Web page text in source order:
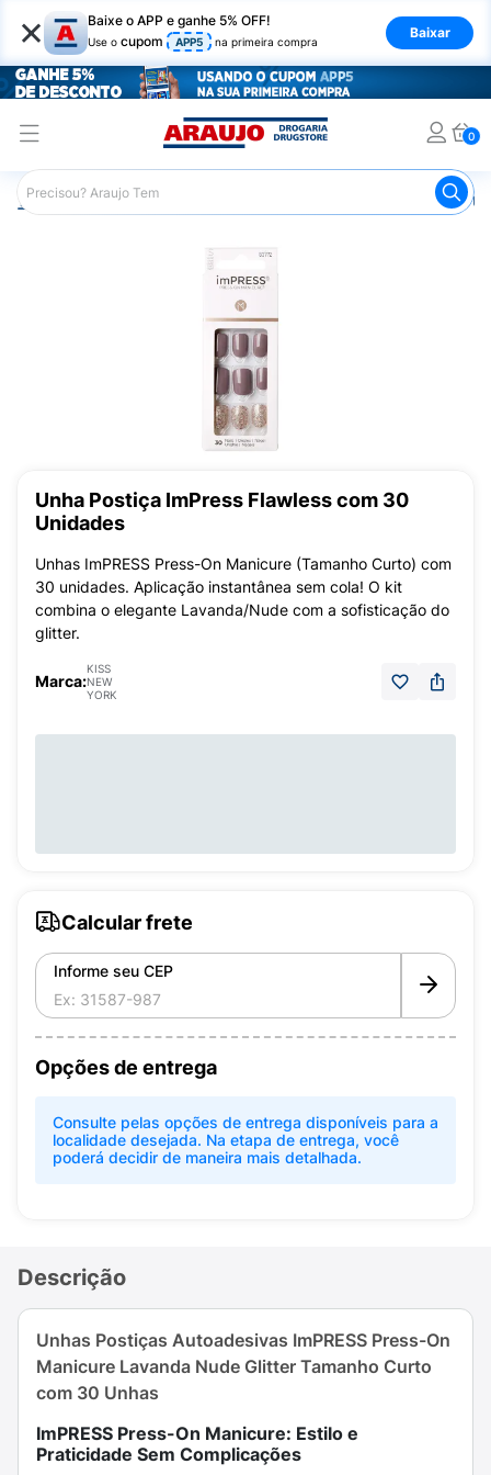
× Baixe o APP e ganhe 5% OFF!
Use o cupom APP5 na primeira compra
Baixar
0
Araujo Beleza e Cuidados Unha Postiça
Unha Postiça ImPress Flawless com 30
Unidades
Unhas ImPRESS Press-On Manicure (Tamanho Curto) com
30 unidades. Aplicação instantânea sem cola! O kit
combina o elegante Lavanda/Nude com a sofisticação do
glitter.
Marca:
KISS
NEW
YORK
Calcular frete
Informe seu CEP
Opções de entrega
Consulte pelas opções de entrega disponíveis para a
localidade desejada. Na etapa de entrega, você
poderá decidir de maneira mais detalhada.
Descrição
Unhas Postiças Autoadesivas ImPRESS Press-On
Manicure Lavanda Nude Glitter Tamanho Curto
com 30 Unhas
ImPRESS Press-On Manicure: Estilo e
Praticidade Sem Complicações